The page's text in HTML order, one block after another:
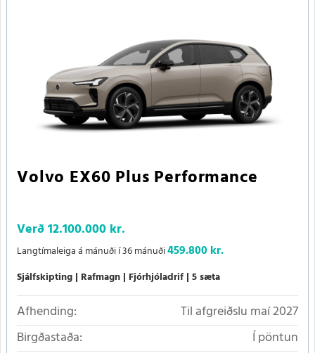
Volvo EX60 Plus Performance
Verð12.100.000 kr.
Langtímaleiga á mánuði í 36 mánuði459.800 kr.
Sjálfskipting Rafmagn Fjórhjóladrif 5 sæta
Afhending:
Til afgreiðslu maí 2027
Birgðastaða:
Í pöntun